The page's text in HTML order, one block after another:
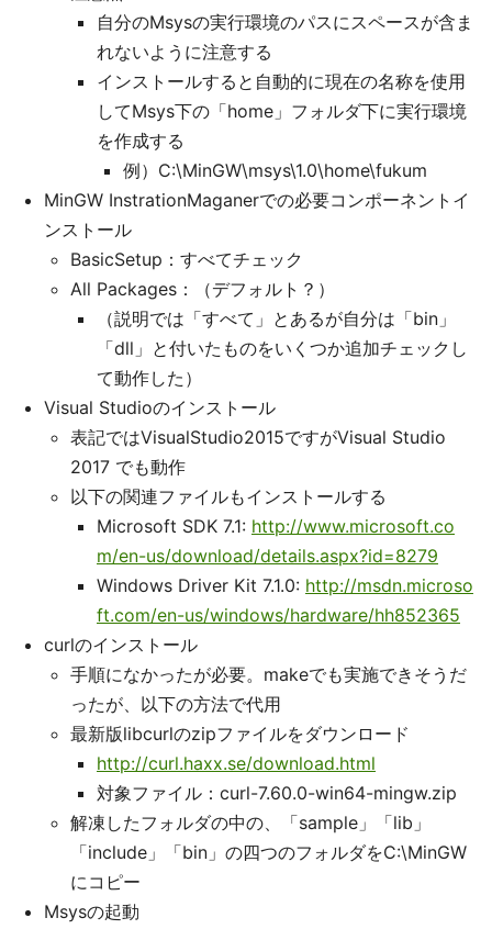
自分のMsysの実行環境のパスにスペースが含ま
れないように注意する
インストールすると自動的に現在の名称を使用
してMsys下の「home」フォルダ下に実行環境
を作成する
例）C:\MinGW\msys\1.0\home\fukum
MinGW InstrationMaganerでの必要コンポーネントイ
ンストール
BasicSetup：すべてチェック
All Packages：（デフォルト？）
（説明では「すべて」とあるが自分は「bin」
「dll」と付いたものをいくつか追加チェックし
て動作した）
Visual Studioのインストール
表記ではVisualStudio2015ですがVisual Studio
2017 でも動作
以下の関連ファイルもインストールする
Microsoft SDK 7.1: http://www.microsoft.co
m/en-us/download/details.aspx?id=8279
Windows Driver Kit 7.1.0: http://msdn.microso
ft.com/en-us/windows/hardware/hh852365
curlのインストール
手順になかったが必要。makeでも実施できそうだ
ったが、以下の方法で代用
最新版libcurlのzipファイルをダウンロード
http://curl.haxx.se/download.html
対象ファイル：curl-7.60.0-win64-mingw.zip
解凍したフォルダの中の、「sample」「lib」
「include」「bin」の四つのフォルダをC:\MinGW
にコピー
Msysの起動